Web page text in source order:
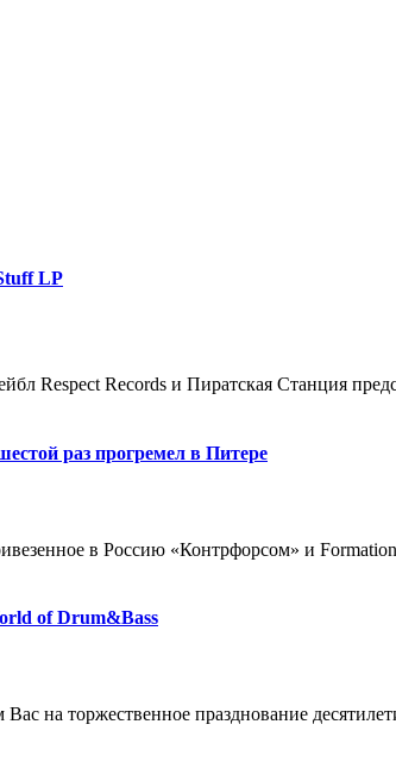
LP
Respect Records и Пиратская Станция
раз прогремел в Питере
в Россию «Контрфорсом» и
of Drum&Bass
на торжественное празднование